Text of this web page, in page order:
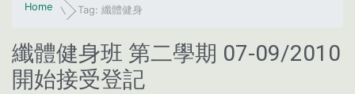
Home Tag: 纖體健身
纖體健身班 第二學期 07-09/2010
開始接受登記